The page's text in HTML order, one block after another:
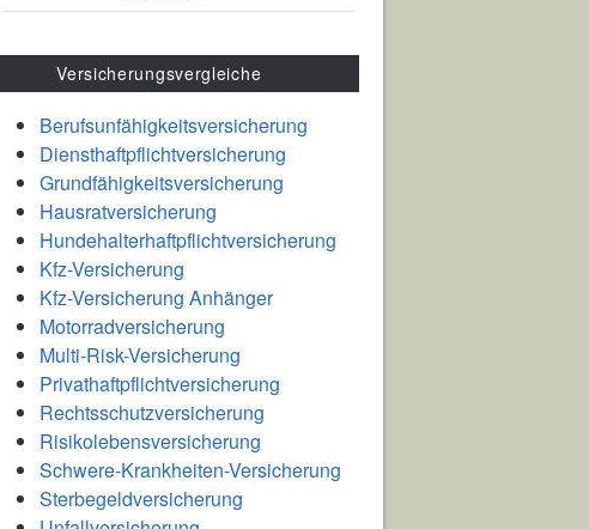
Versicherungsvergleiche
Berufsunfähigkeitsversicherung
Diensthaftpflichtversicherung
Grundfähigkeitsversicherung
Hausratversicherung
Hundehalterhaftpflichtversicherung
Kfz-Versicherung
Kfz-Versicherung Anhänger
Motorradversicherung
Multi-Risk-Versicherung
Privathaftpflichtversicherung
Rechtsschutzversicherung
Risikolebensversicherung
Schwere-Krankheiten-Versicherung
Sterbegeldversicherung